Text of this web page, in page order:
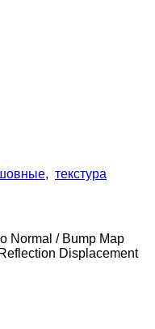
, текстура
Normal / Bump Map
Displacement